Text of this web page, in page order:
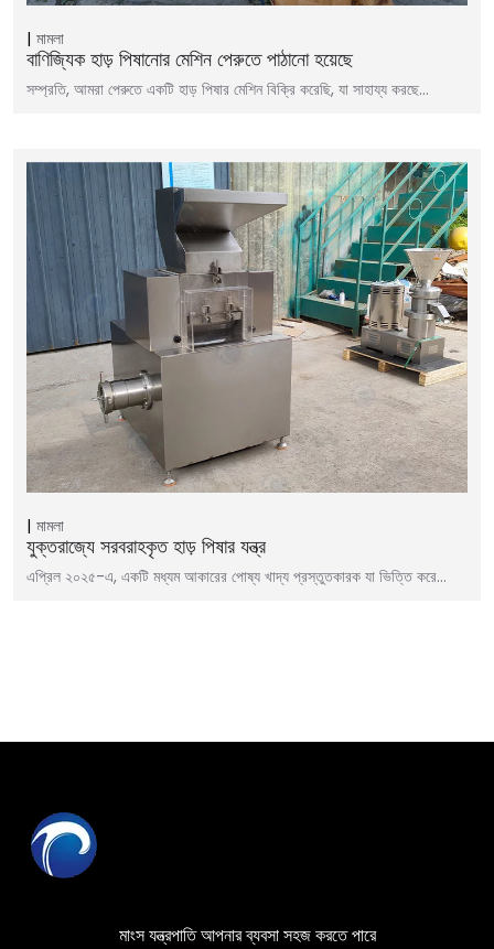
মামলা
বাণিজ্যিক হাড় পিষানোর মেশিন পেরুতে পাঠানো হয়েছে
সম্প্রতি, আমরা পেরুতে একটি হাড় পিষার মেশিন বিক্রি করেছি, যা সাহায্য করছে…
মামলা
যুক্তরাজ্যে সরবরাহকৃত হাড় পিষার যন্ত্র
এপ্রিল ২০২৫-এ, একটি মধ্যম আকারের পোষ্য খাদ্য প্রস্তুতকারক যা ভিত্তি করে…
মাংস যন্ত্রপাতি আপনার ব্যবসা সহজ করতে পারে